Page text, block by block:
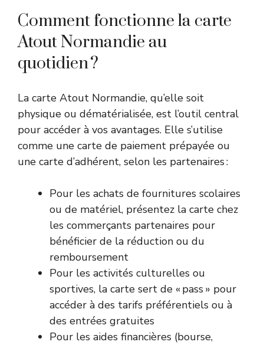
Comment fonctionne la carte
Atout Normandie au
quotidien ?
La carte Atout Normandie, qu’elle soit
physique ou dématérialisée, est l’outil central
pour accéder à vos avantages. Elle s’utilise
comme une carte de paiement prépayée ou
une carte d’adhérent, selon les partenaires :
Pour les achats de fournitures scolaires
ou de matériel, présentez la carte chez
les commerçants partenaires pour
bénéficier de la réduction ou du
remboursement
Pour les activités culturelles ou
sportives, la carte sert de « pass » pour
accéder à des tarifs préférentiels ou à
des entrées gratuites
Pour les aides financières (bourse,